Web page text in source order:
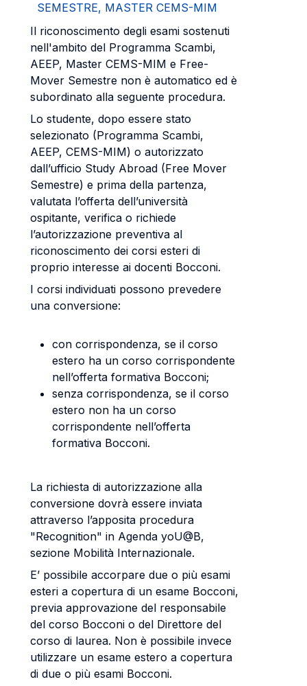
SEMESTRE, MASTER CEMS-MIM
Il riconoscimento degli esami sostenuti
nell'ambito del Programma Scambi,
AEEP, Master CEMS-MIM e Free-
Mover Semestre non è automatico ed è
subordinato alla seguente procedura.
Lo studente, dopo essere stato
selezionato (Programma Scambi,
AEEP, CEMS-MIM) o autorizzato
dall’ufficio Study Abroad (Free Mover
Semestre) e prima della partenza,
valutata l’offerta dell’università
ospitante, verifica o richiede
l’autorizzazione preventiva al
riconoscimento dei corsi esteri di
proprio interesse ai docenti Bocconi.
I corsi individuati possono prevedere
una conversione:
con corrispondenza, se il corso
estero ha un corso corrispondente
nell’offerta formativa Bocconi;
senza corrispondenza, se il corso
estero non ha un corso
corrispondente nell’offerta
formativa Bocconi.
La richiesta di autorizzazione alla
conversione dovrà essere inviata
attraverso l’apposita procedura
"Recognition" in Agenda yoU@B,
sezione Mobilità Internazionale.
E’ possibile accorpare due o più esami
esteri a copertura di un esame Bocconi,
previa approvazione del responsabile
del corso Bocconi o del Direttore del
corso di laurea. Non è possibile invece
utilizzare un esame estero a copertura
di due o più esami Bocconi.